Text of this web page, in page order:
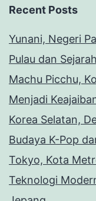
Recent Posts
Yunani, Negeri
Pulau dan
Machu Picchu,
Menjadi
Korea Selatan,
Budaya K-Pop
Tokyo, Kota
Teknologi